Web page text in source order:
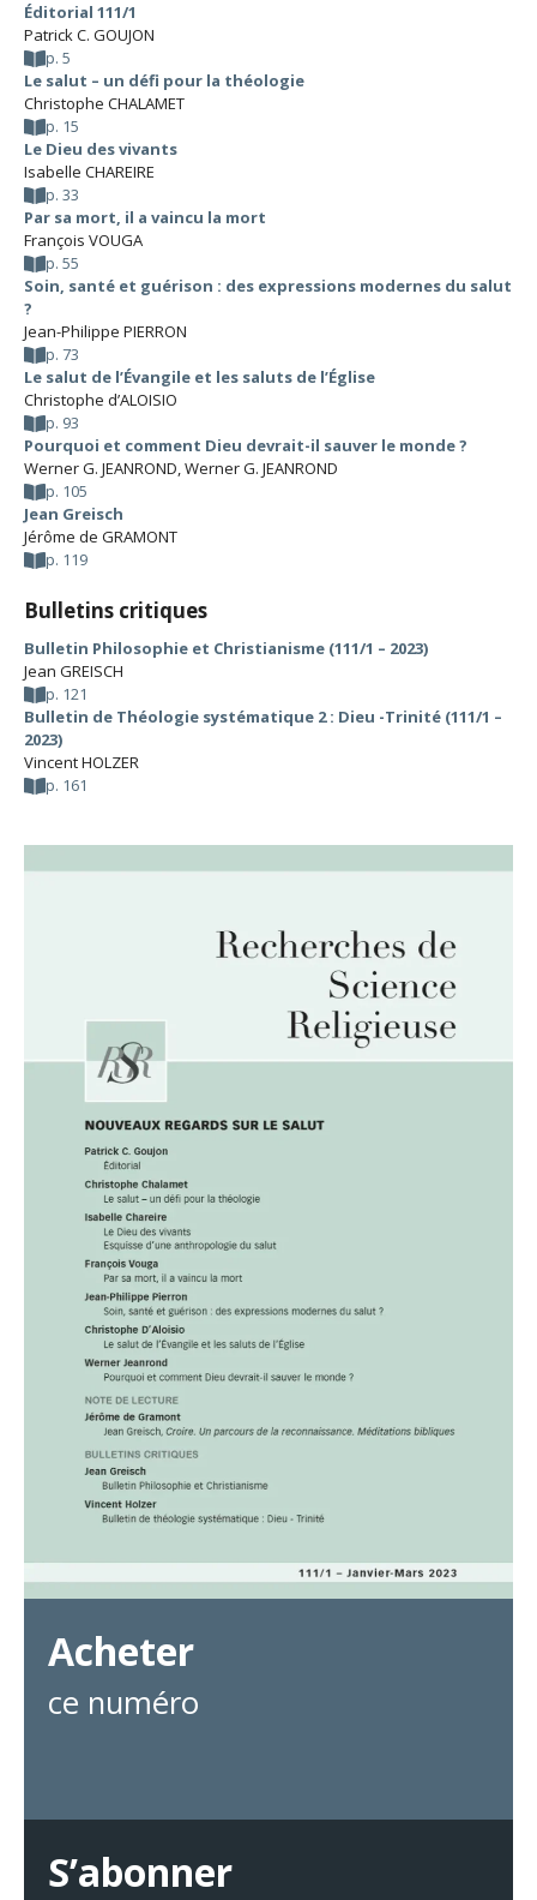
Éditorial 111/1
Patrick C. GOUJON
p. 5
Le salut – un défi pour la théologie
Christophe CHALAMET
p. 15
Le Dieu des vivants
Isabelle CHAREIRE
p. 33
Par sa mort, il a vaincu la mort
François VOUGA
p. 55
Soin, santé et guérison : des expressions modernes du salut
?
Jean-Philippe PIERRON
p. 73
Le salut de l’Évangile et les saluts de l’Église
Christophe d’ALOISIO
p. 93
Pourquoi et comment Dieu devrait-il sauver le monde ?
Werner G. JEANROND,Werner G. JEANROND
p. 105
Jean Greisch
Jérôme de GRAMONT
p. 119
Bulletins critiques
Bulletin Philosophie et Christianisme (111/1 – 2023)
Jean GREISCH
p. 121
Bulletin de Théologie systématique 2 : Dieu -Trinité (111/1 –
2023)
Vincent HOLZER
p. 161
Acheter
ce numéro
S’abonner